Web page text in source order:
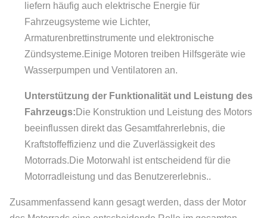
liefern häufig auch elektrische Energie für
Fahrzeugsysteme wie Lichter,
Armaturenbrettinstrumente und elektronische
Zündsysteme.Einige Motoren treiben Hilfsgeräte wie
Wasserpumpen und Ventilatoren an.
Unterstützung der Funktionalität und Leistung des
Fahrzeugs: Die Konstruktion und Leistung des Motors
beeinflussen direkt das Gesamtfahrerlebnis, die
Kraftstoffeffizienz und die Zuverlässigkeit des
Motorrads.Die Motorwahl ist entscheidend für die
Motorradleistung und das Benutzererlebnis..
Zusammenfassend kann gesagt werden, dass der Motor